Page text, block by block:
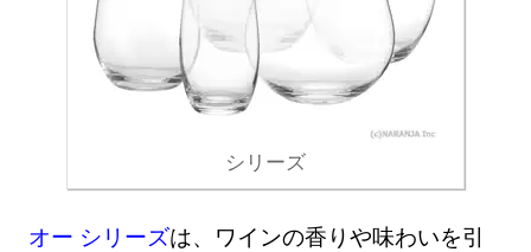
シリーズ
オー シリーズは、ワインの香りや味わいを引